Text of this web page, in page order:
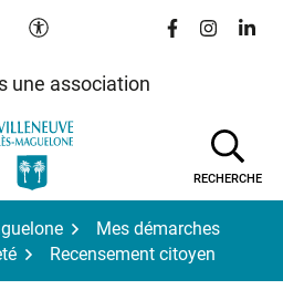
Paramètres d'accessibilité
Lien vers le
Lien vers
Lien
une association
RECHERCHE
Mes démarches
Recensement citoyen